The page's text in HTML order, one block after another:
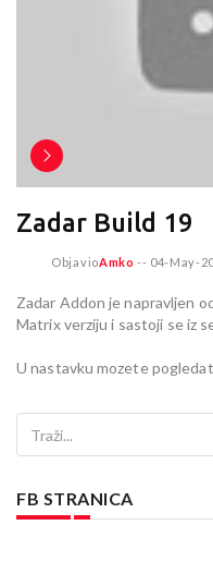
Zadar Build 19
ObjavioAmko -- 04-May-
Zadar Addon je napravljen
Matrix verziju i sastoji se iz
U nastavku mozete
FB STRANICA